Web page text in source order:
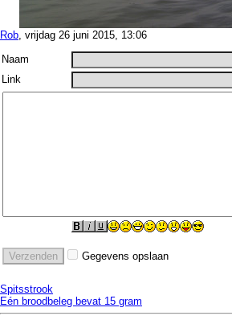
Rob, vrijdag 26 juni 2015, 13:06
Naam
Link
Gegevens opslaan
Spitsstrook
Eén broodbeleg bevat 15 gram